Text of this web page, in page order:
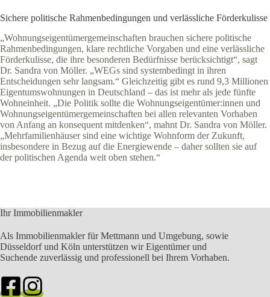
Sichere politische Rahmenbedingungen und verlässliche Förderkulisse
„Wohnungseigentümergemeinschaften brauchen sichere politische
Rahmenbedingungen, klare rechtliche Vorgaben und eine verlässliche
Förderkulisse, die ihre besonderen Bedürfnisse berücksichtigt“, sagt
Dr. Sandra von Möller. „WEGs sind systembedingt in ihren
Entscheidungen sehr langsam.“ Gleichzeitig gibt es rund 9,3 Millionen
Eigentumswohnungen in Deutschland – das ist mehr als jede fünfte
Wohneinheit. „Die Politik sollte die Wohnungseigentümer:innen und
Wohnungseigentümergemeinschaften bei allen relevanten Vorhaben
von Anfang an konsequent mitdenken“, mahnt Dr. Sandra von Möller.
„Mehrfamilienhäuser sind eine wichtige Wohnform der Zukunft,
insbesondere in Bezug auf die Energiewende – daher sollten sie auf
der politischen Agenda weit oben stehen.“
Ihr Immobilienmakler
Als Immobilienmakler für Mettmann und Umgebung, sowie
Düsseldorf und Köln unterstützen wir Eigentümer und
Suchende zuverlässig und professionell bei Ihrem Vorhaben.